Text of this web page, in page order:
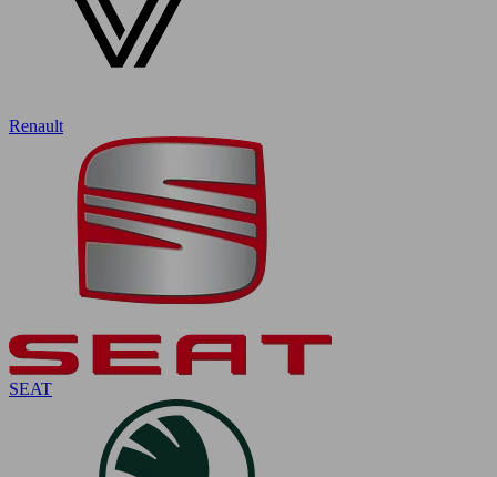
Renault
SEAT